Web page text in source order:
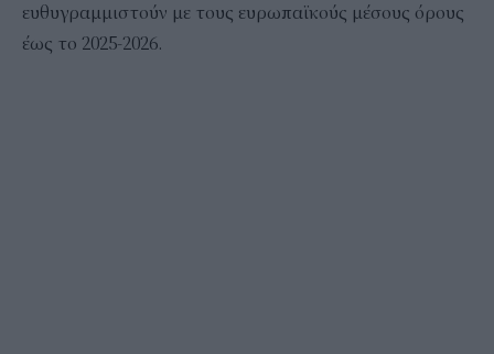
ευθυγραμμιστούν με τους ευρωπαϊκούς μέσους όρους
έως το 2025-2026.